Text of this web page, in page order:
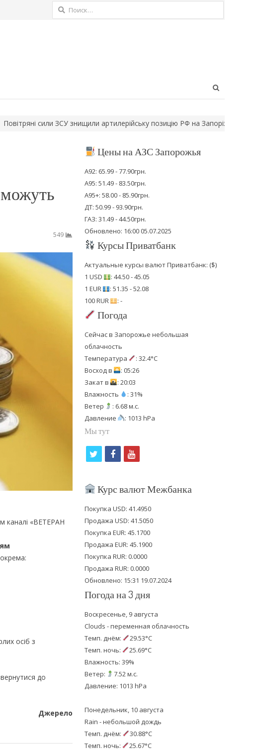
Найти:
ЗСУ знищили артилерійську позицію РФ на Запорізькому напрямку
549
каналі «ВЕТЕРАН
осіб з
до
Джерело
Цены на АЗС Запорожья
А92: 65.99 - 77.90грн.
А95: 51.49 - 83.50грн.
А95+: 58.00 - 85.90грн.
ДТ: 50.99 - 93.90грн.
ГАЗ: 31.49 - 44.50грн.
Обновлено: 16:00 05.07.2025
Курсы Приватбанк
Актуальные курсы валют Приватбанк: ($)
1 USD
: 44.50 - 45.05
1 EUR
: 51.35 - 52.08
100 RUR
: -
Погода
Сейчас в Запорожье небольшая
облачность
Температура
: 32.4°C
Восход в
: 05:26
Закат в
: 20:03
Влажность
: 31%
Ветер
: 6.68 м.с.
Давление
: 1013 hPa
Мы тут
i
t
e
r
f
c
b
o
o
k
y
u
u
b
e
Курс валют Межбанка
Покупка USD: 41.4950
Продажа USD: 41.5050
Покупка EUR: 45.1700
Продажа EUR: 45.1900
Покупка RUR: 0.0000
Продажа RUR: 0.0000
Обновлено: 15:31 19.07.2024
Погода на 3 дня
Воскресенье, 9 августа
Clouds - переменная облачность
Темп. днём:
29.53°C
Темп. ночь:
25.69°C
Влажность: 39%
Ветер:
7.52 м.с.
Давление: 1013 hPa
Понедельник, 10 августа
Rain - небольшой дождь
Темп. днём:
30.88°C
Темп. ночь:
25.67°C